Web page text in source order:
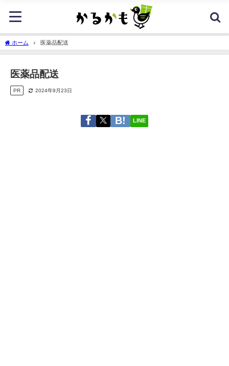
ホーム 医薬品配送
医薬品配送
PR 2024年9月23日
LINE